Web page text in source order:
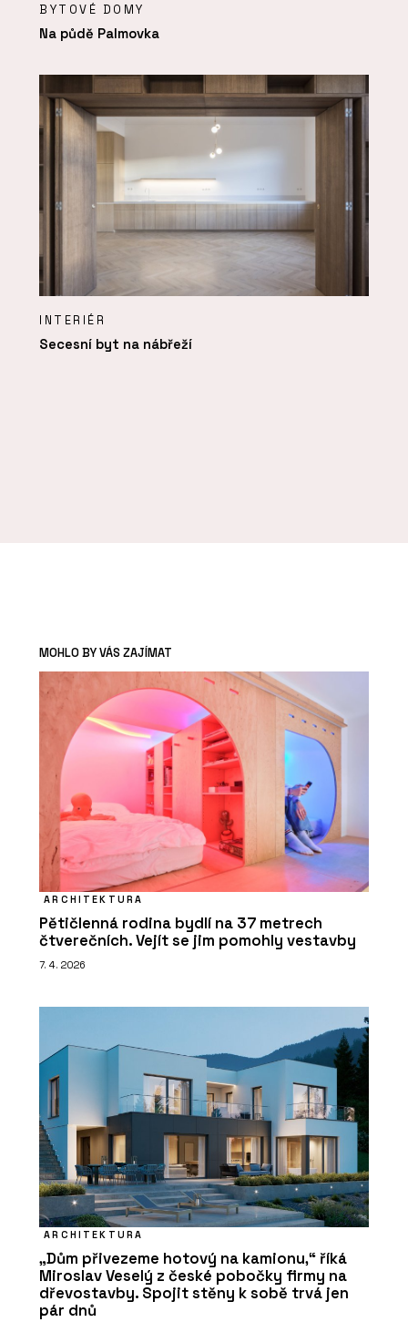
BYTOVÉ DOMY
Na půdě Palmovka
INTERIÉR
Secesní byt na nábřeží
MOHLO BY VÁS ZAJÍMAT
ARCHITEKTURA
Pětičlenná rodina bydlí na 37 metrech
čtverečních. Vejít se jim pomohly vestavby
7. 4. 2026
ARCHITEKTURA
„Dům přivezeme hotový na kamionu,“ říká
Miroslav Veselý z české pobočky firmy na
dřevostavby. Spojit stěny k sobě trvá jen
pár dnů